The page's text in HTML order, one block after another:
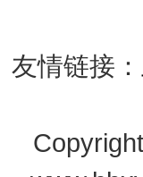
友情链接：